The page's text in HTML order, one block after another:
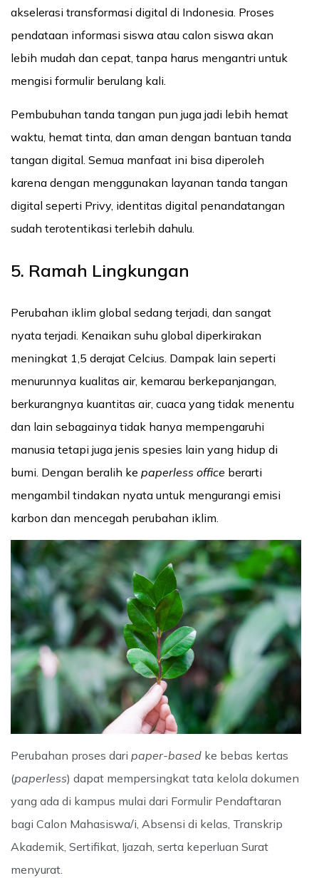
akselerasi transformasi digital di Indonesia. Proses
pendataan informasi siswa atau calon siswa akan
lebih mudah dan cepat, tanpa harus mengantri untuk
mengisi formulir berulang kali.
Pembubuhan tanda tangan pun juga jadi lebih hemat
waktu, hemat tinta, dan aman dengan bantuan tanda
tangan digital. Semua manfaat ini bisa diperoleh
karena dengan menggunakan layanan tanda tangan
digital seperti Privy, identitas digital penandatangan
sudah terotentikasi terlebih dahulu.
5. Ramah Lingkungan
Perubahan iklim global sedang terjadi, dan sangat
nyata terjadi. Kenaikan suhu global diperkirakan
meningkat 1,5 derajat Celcius. Dampak lain seperti
menurunnya kualitas air, kemarau berkepanjangan,
berkurangnya kuantitas air, cuaca yang tidak menentu
dan lain sebagainya tidak hanya mempengaruhi
manusia tetapi juga jenis spesies lain yang hidup di
bumi. Dengan beralih ke paperless office berarti
mengambil tindakan nyata untuk mengurangi emisi
karbon dan mencegah perubahan iklim.
Perubahan proses dari paper-based ke bebas kertas
(paperless) dapat mempersingkat tata kelola dokumen
yang ada di kampus mulai dari Formulir Pendaftaran
bagi Calon Mahasiswa/i, Absensi di kelas, Transkrip
Akademik, Sertifikat, Ijazah, serta keperluan Surat
menyurat.